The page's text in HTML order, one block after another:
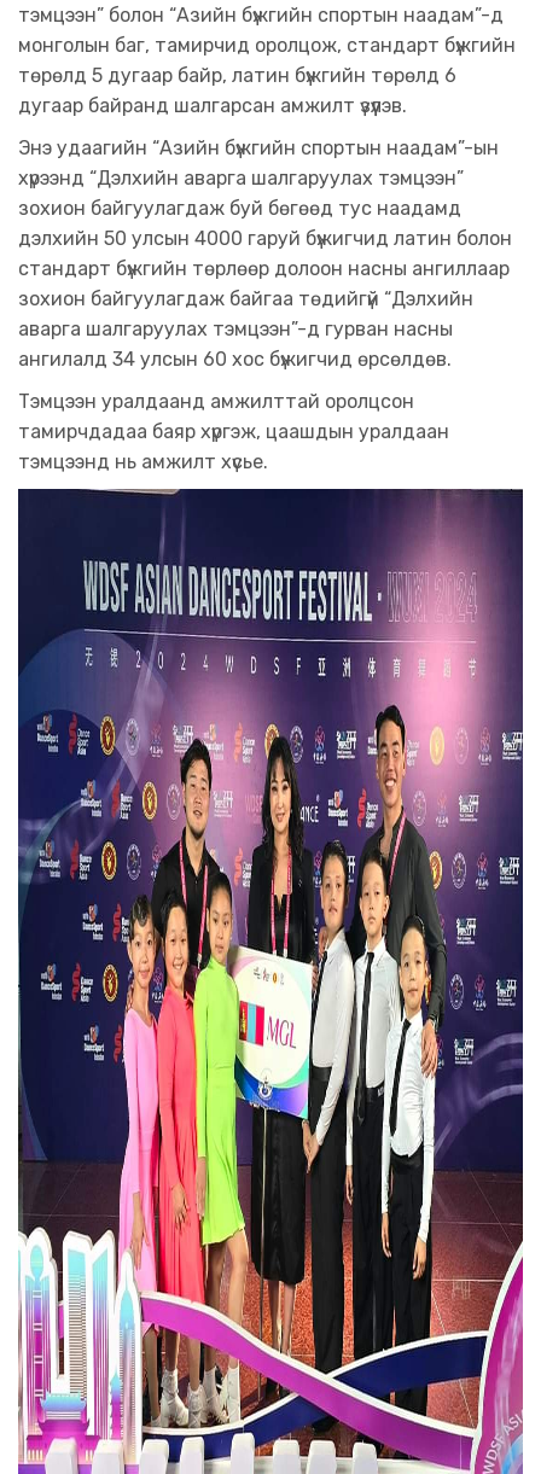
тэмцээн” болон “Азийн бүжгийн спортын наадам”-д
монголын баг, тамирчид оролцож, стандарт бүжгийн
төрөлд 5 дугаар байр, латин бүжгийн төрөлд 6
дугаар байранд шалгарсан амжилт үзүүлэв.
Энэ удаагийн “Азийн бүжгийн спортын наадам”-ын
хүрээнд “Дэлхийн аварга шалгаруулах тэмцээн”
зохион байгуулагдаж буй бөгөөд тус наадамд
дэлхийн 50 улсын 4000 гаруй бүжигчид латин болон
стандарт бүжгийн төрлөөр долоон насны ангиллаар
зохион байгуулагдаж байгаа төдийгүй “Дэлхийн
аварга шалгаруулах тэмцээн”-д гурван насны
ангилалд 34 улсын 60 хос бүжигчид өрсөлдөв.
Тэмцээн уралдаанд амжилттай оролцсон
тамирчдадаa баяр хүргэж, цаашдын уралдаан
тэмцээнд нь амжилт хүсье.